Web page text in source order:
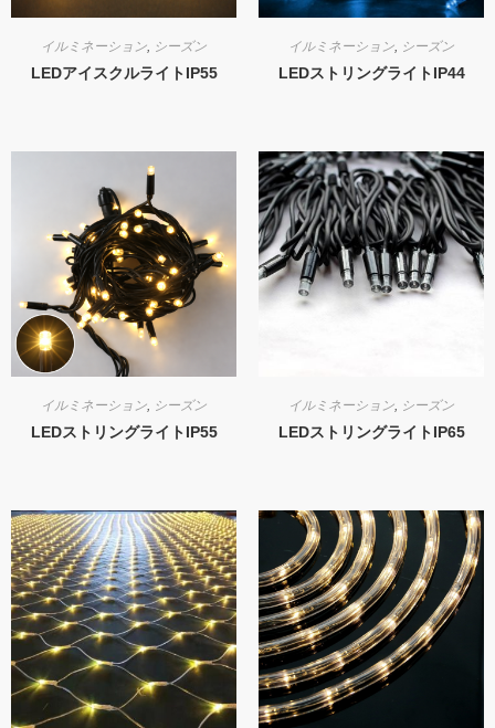
イルミネーション, シーズン
LEDアイスクルライトIP55
イルミネーション, シーズン
LEDストリングライトIP44
イルミネーション, シーズン
LEDストリングライトIP55
イルミネーション, シーズン
LEDストリングライトIP65